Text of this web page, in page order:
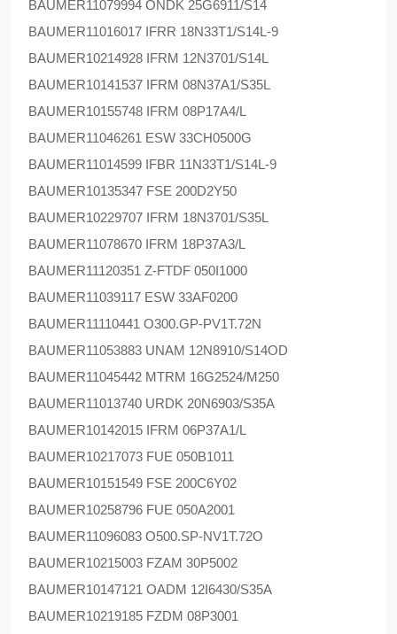
BAUMER11079994 ONDK 25G6911/S14
BAUMER11016017 IFRR 18N33T1/S14L-9
BAUMER10214928 IFRM 12N3701/S14L
BAUMER10141537 IFRM 08N37A1/S35L
BAUMER10155748 IFRM 08P17A4/L
BAUMER11046261 ESW 33CH0500G
BAUMER11014599 IFBR 11N33T1/S14L-9
BAUMER10135347 FSE 200D2Y50
BAUMER10229707 IFRM 18N3701/S35L
BAUMER11078670 IFRM 18P37A3/L
BAUMER11120351 Z-FTDF 050I1000
BAUMER11039117 ESW 33AF0200
BAUMER11110441 O300.GP-PV1T.72N
BAUMER11053883 UNAM 12N8910/S14OD
BAUMER11045442 MTRM 16G2524/M250
BAUMER11013740 URDK 20N6903/S35A
BAUMER10142015 IFRM 06P37A1/L
BAUMER10217073 FUE 050B1011
BAUMER10151549 FSE 200C6Y02
BAUMER10258796 FUE 050A2001
BAUMER11096083 O500.SP-NV1T.72O
BAUMER10215003 FZAM 30P5002
BAUMER10147121 OADM 12I6430/S35A
BAUMER10219185 FZDM 08P3001